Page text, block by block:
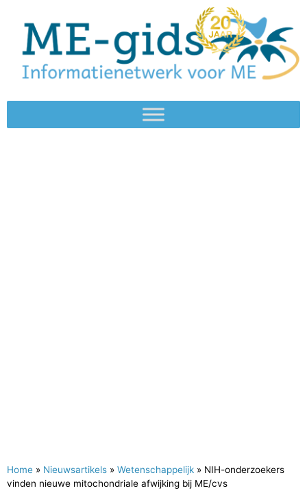
Home » Nieuwsartikels » Wetenschappelijk » NIH-onderzoekers
vinden nieuwe mitochondriale afwijking bij ME/cvs